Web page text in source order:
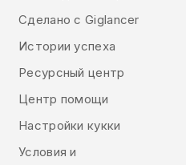
Сделано с Giglancer
Истории успеха
Ресурсный центр
Центр помощи
Настройки кукки
Условия и